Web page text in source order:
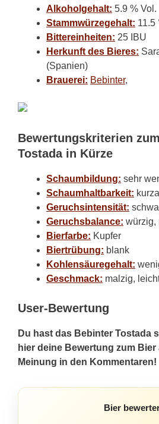
Alkoholgehalt: 5.9 % Vol.
Stammwürzegehalt: 11.5
Bittereinheiten: 25 IBU
Herkunft des Bieres:
(Spanien)
Brauerei: Bebinter,
Bewertungskriterien
Tostada in Kürze
Schaumbildung: sehr
Schaumhaltbarkeit:
Geruchsintensität:
Geruchsbalance: würzig,
Bierfarbe: Kupfer
Biertrübung: blank
Kohlensäuregehalt:
Geschmack: malzig,
User-Bewertung
Du hast das Bebinter Tostada
hier deine Bewertung zum
Meinung in den Kommentaren!
Bier